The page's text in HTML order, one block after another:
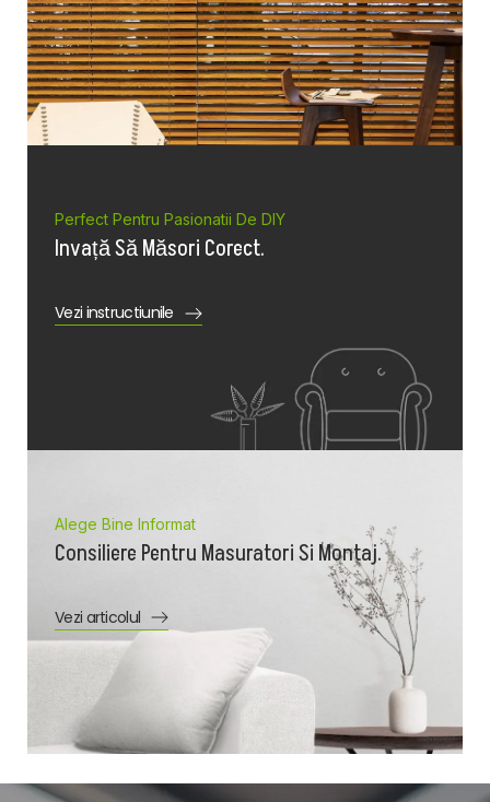
Perfect Pentru Pasionatii De DIY
Invață Să Măsori Corect.
Vezi instructiunile
Alege Bine Informat
Consiliere Pentru Masuratori Si Montaj.
Vezi articolul